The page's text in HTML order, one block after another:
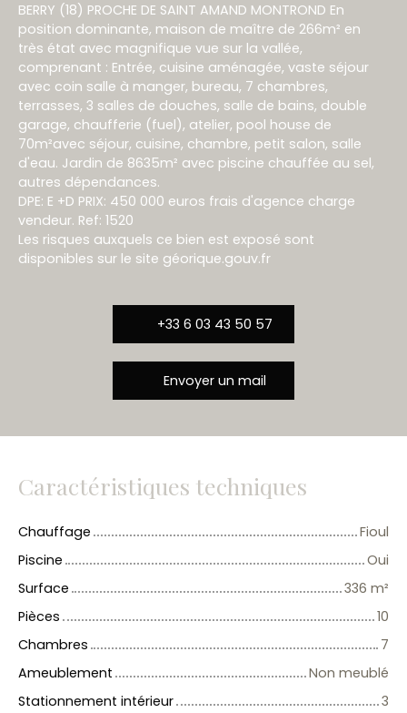
BERRY (18) PROCHE DE SAINT AMAND MONTROND En
position dominante, maison de maître de 266m² en
très état avec magnifique vue sur la vallée,
comprenant : Entrée, cuisine aménagée, vaste séjour
avec coin salle à manger, bureau, 7 chambres,
terrasses, 3 salles de douches, salle de bains, double
garage, chaufferie (fuel), atelier, pool house de
70m²avec séjour, cuisine, chambre, petit salon, salle
d'eau. Jardin de 8635m² avec piscine chauffée au sel,
autres dépendances.
DPE: E +D PRIX: 450 000 euros frais d'agence charge
vendeur. Ref: 1520
Les risques auxquels ce bien est exposé sont
disponibles sur le site géorique.gouv.fr
+33 6 03 43 50 57
Envoyer un mail
Caractéristiques techniques
Chauffage
Fioul
Piscine
Oui
Surface
336 m²
Pièces
10
Chambres
7
Ameublement
Non meublé
Stationnement intérieur
3